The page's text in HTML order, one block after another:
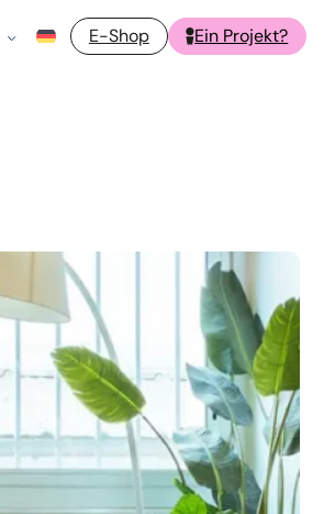
E-Shop Ein Projekt?